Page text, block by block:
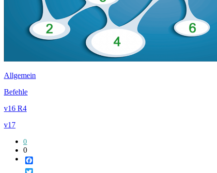
Allgemein
Befehle
v16 R4
v17
0
0